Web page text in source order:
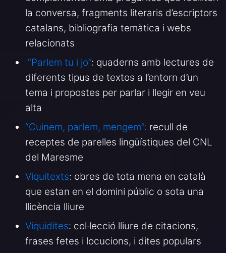
la conversa, fragments literaris d’escriptors
catalans, bibliografia temàtica i webs
relacionats
“Parlem tu i jo”: quaderns amb lectures de
diferents tipus de textos a l’entorn d’un
tema i propostes per parlar i llegir en veu
alta
“Cuinem, parlem, mengem”: recull de
receptes de parelles lingüístiques del CNL
del Maresme
Viquitexts: obres de tota mena en català
que estan en el domini públic o sota una
llicència lliure
Viquidites: col·lecció lliure de citacions,
frases fetes i locucions, i dites populars